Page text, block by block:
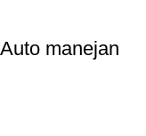
manejan